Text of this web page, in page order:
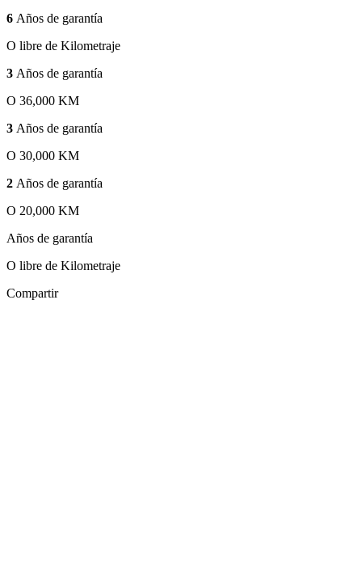
6 Años de garantía
O libre de Kilometraje
3 Años de garantía
O 36,000 KM
3 Años de garantía
O 30,000 KM
2 Años de garantía
O 20,000 KM
Años de garantía
O libre de Kilometraje
Compartir